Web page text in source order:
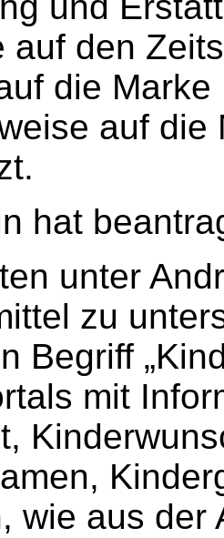
auf den
die
auf die
hat
unter
zu
Begriff
mit
wie aus der